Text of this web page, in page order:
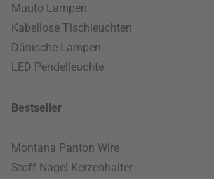
Muuto Lampen
Kabellose Tischleuchten
Dänische Lampen
LED Pendelleuchte
Bestseller
Montana Panton Wire
Stoff Nagel Kerzenhalter